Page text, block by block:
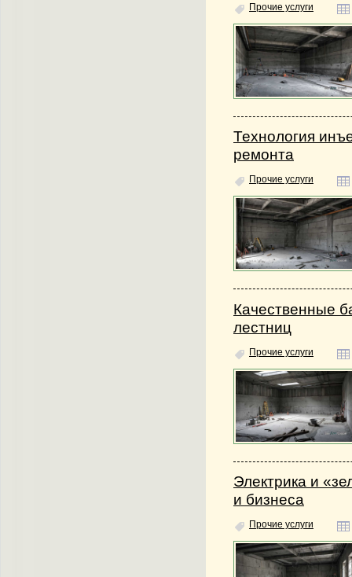
Прочие услуги
Технология
ремонта
Прочие услуги
Качественные
лестниц
Прочие услуги
Электрика и
и бизнеса
Прочие услуги